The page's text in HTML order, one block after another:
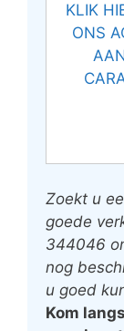
KLIK
ONS
Zoekt u
goede
344046
nog
u goed
Kom